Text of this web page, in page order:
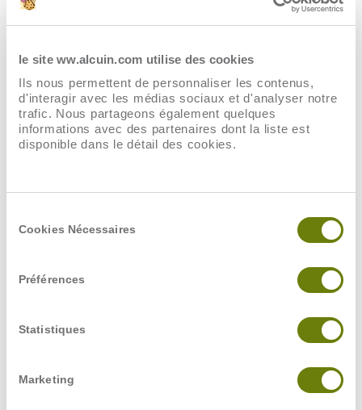
le site ww.alcuin.com utilise des cookies
Ils nous permettent de personnaliser les contenus,
d'interagir avec les médias sociaux et d'analyser notre
trafic. Nous partageons également quelques
informations avec des partenaires dont la liste est
disponible dans le détail des cookies.
duCookies Nécessaires
Préférences
Statistiques
Marketing
travail accompli par mes prédécesseurs.
les meilleurs logiciels et services possibles pour
soutenir votre réussite. »
Jérémy Lamorinière, Directeur Général d’Alcuin Software
équipes d’Alcuin Software son expertise pour
atteindre, ensemble, les objectifs techniques et